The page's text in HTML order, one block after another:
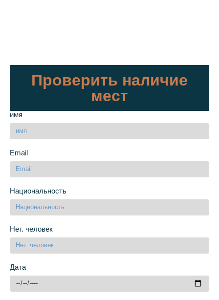
Проверить наличие
мест
имя
Email
Национальность
Нет. человек
Дата